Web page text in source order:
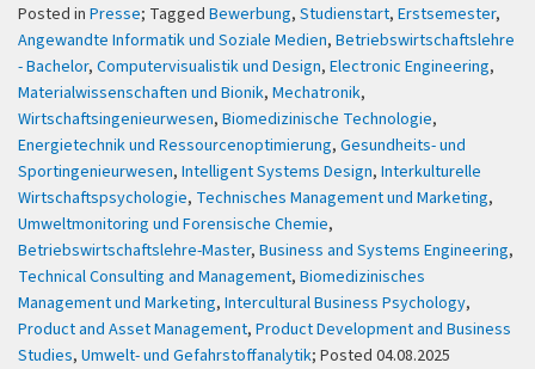
Posted in Presse; Tagged Bewerbung, Studienstart, Erstsemester,
Angewandte Informatik und Soziale Medien, Betriebswirtschaftslehre
- Bachelor, Computervisualistik und Design, Electronic Engineering,
Materialwissenschaften und Bionik, Mechatronik,
Wirtschaftsingenieurwesen, Biomedizinische Technologie,
Energietechnik und Ressourcenoptimierung, Gesundheits- und
Sportingenieurwesen, Intelligent Systems Design, Interkulturelle
Wirtschaftspsychologie, Technisches Management und Marketing,
Umweltmonitoring und Forensische Chemie,
Betriebswirtschaftslehre-Master, Business and Systems Engineering,
Technical Consulting and Management, Biomedizinisches
Management und Marketing, Intercultural Business Psychology,
Product and Asset Management, Product Development and Business
Studies, Umwelt- und Gefahrstoffanalytik; Posted 04.08.2025